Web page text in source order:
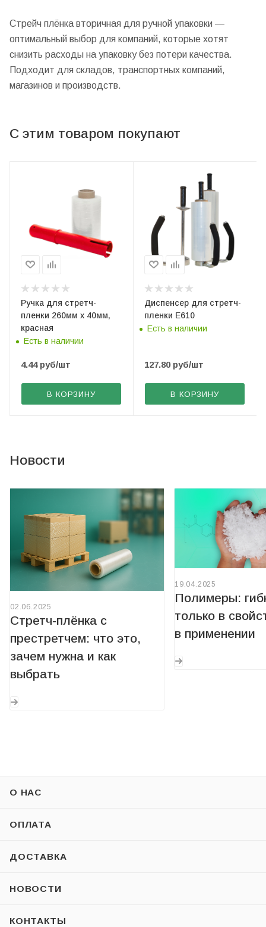
Стрейч плёнка вторичная для ручной упаковки —
оптимальный выбор для компаний, которые хотят
снизить расходы на упаковку без потери качества.
Подходит для складов, транспортных компаний,
магазинов и производств.
С этим товаром покупают
Ручка для стретч-
пленки 260мм х 40мм,
красная
Есть в наличии
4.44руб/шт
В КОРЗИНУ
Диспенсер для стретч-
пленки Е610
Есть в наличии
127.80 руб/шт
В КОРЗИНУ
Новости
02.06.2025
Стретч‑плёнка с
престретчем: что это,
зачем нужна и как
выбрать
19.04.2025
Полимеры:
только в
в применении
О НАС
ОПЛАТА
ДОСТАВКА
НОВОСТИ
КОНТАКТЫ